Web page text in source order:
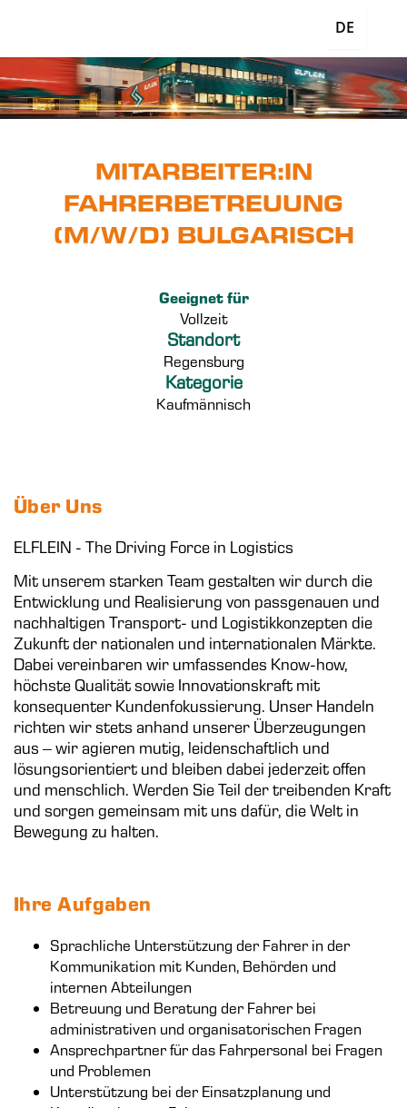
DE
MITARBEITER:IN
FAHRERBETREUUNG
(M/W/D) BULGARISCH
Geeignet für
Vollzeit
Standort
Regensburg
Kategorie
Kaufmännisch
Über Uns
ELFLEIN - The Driving Force in Logistics
Mit unserem starken Team gestalten wir durch die
Entwicklung und Realisierung von passgenauen und
nachhaltigen Transport- und Logistikkonzepten die
Zukunft der nationalen und internationalen Märkte.
Dabei vereinbaren wir umfassendes Know-how,
höchste Qualität sowie Innovationskraft mit
konsequenter Kundenfokussierung. Unser Handeln
richten wir stets anhand unserer Überzeugungen
aus – wir agieren mutig, leidenschaftlich und
lösungsorientiert und bleiben dabei jederzeit offen
und menschlich. Werden Sie Teil der treibenden Kraft
und sorgen gemeinsam mit uns dafür, die Welt in
Bewegung zu halten.
Ihre Aufgaben
Sprachliche Unterstützung der Fahrer in der
Kommunikation mit Kunden, Behörden und
internen Abteilungen
Betreuung und Beratung der Fahrer bei
administrativen und organisatorischen Fragen
Ansprechpartner für das Fahrpersonal bei Fragen
und Problemen
Unterstützung bei der Einsatzplanung und